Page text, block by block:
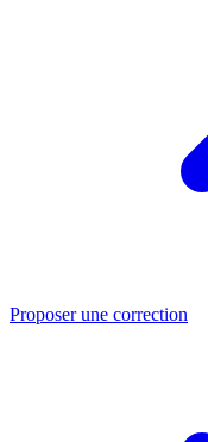
Proposer une correction